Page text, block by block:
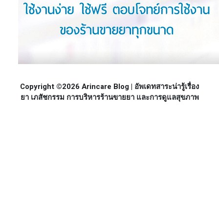
Copyright ©2026 Arincare Blog | อัพเดทสาระน่ารู้เรื่อง
ยา เภสัชกรรม การบริหารร้านขายยา และการดูแลสุขภาพ